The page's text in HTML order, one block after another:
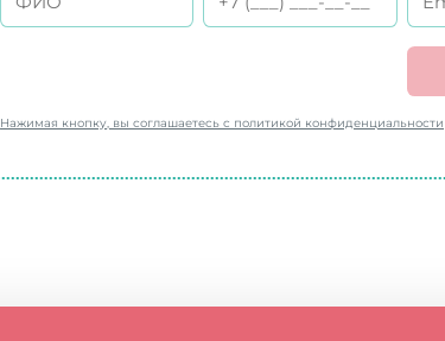
Нажимая кнопку, вы соглашаетесь с политикой конфиденциальности